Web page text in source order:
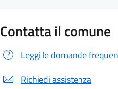
Contatta il comune
Leggi le domande
Richiedi assistenza